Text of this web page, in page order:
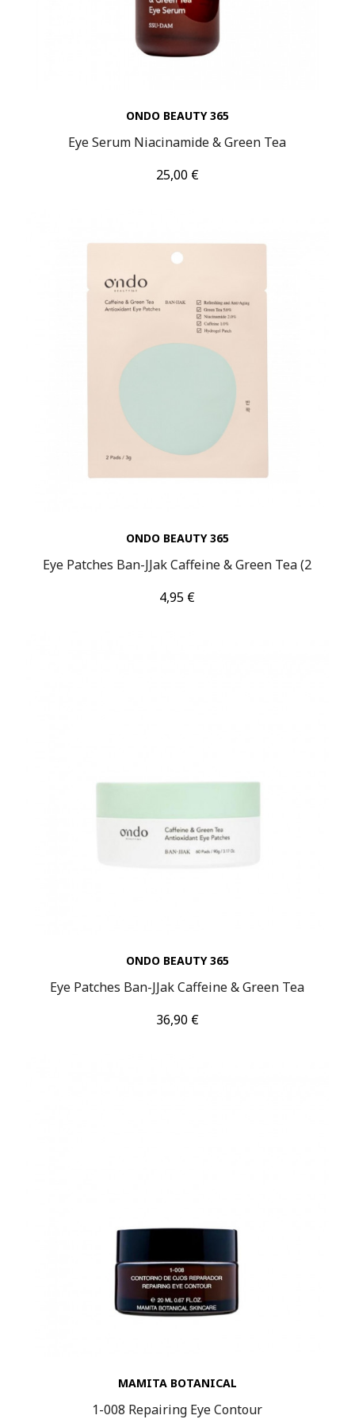
ONDO BEAUTY 365
Eye Serum Niacinamide & Green Tea
Τιμή
25,00 €
ONDO BEAUTY 365
Eye Patches Ban-JJak Caffeine & Green Tea (2
Τιμή
4,95 €
ONDO BEAUTY 365
Eye Patches Ban-JJak Caffeine & Green Tea
Τιμή
36,90 €
MAMITA BOTANICAL
1-008 Repairing Eye Contour